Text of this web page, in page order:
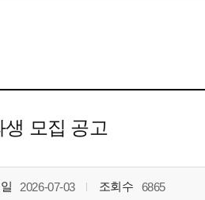
모집 공고
2026-07-03 조회수 6865